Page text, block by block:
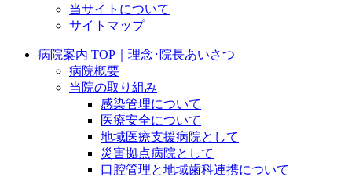
当サイトについて
サイトマップ
病院案内 TOP｜理念･院長あいさつ
病院概要
当院の取り組み
感染管理について
医療安全について
地域医療支援病院として
災害拠点病院として
口腔管理と地域歯科連携について